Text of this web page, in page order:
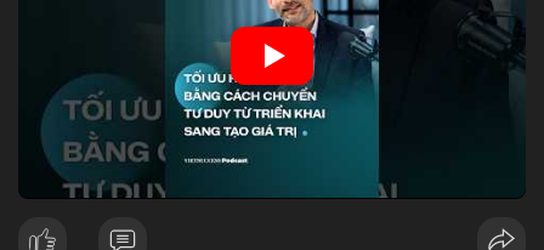
kỳ phát triển nhanh chóng của ngành crypto, nơi tính chính xác
và tốc độ là yếu tố quyết định.
🎥 Xem video trực tiếp tại:
Nguồn: VIETSUCCESS